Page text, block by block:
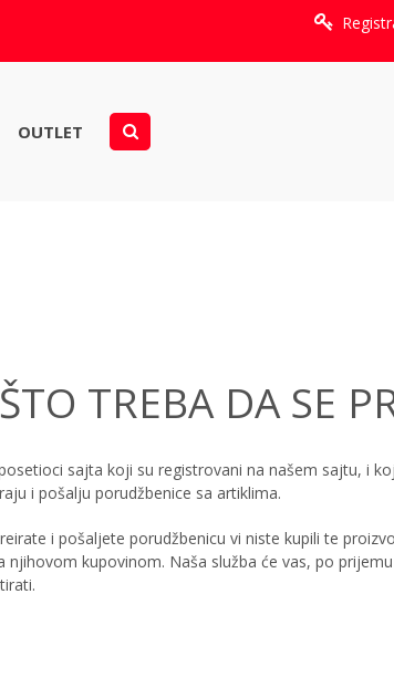
OUTLET
TREBA DA SE
sajta koji su registrovani na našem sajtu, i
i pošalju porudžbenice sa artiklima.
i pošaljete porudžbenicu vi niste kupili te
njihovom kupovinom. Naša služba će vas, po